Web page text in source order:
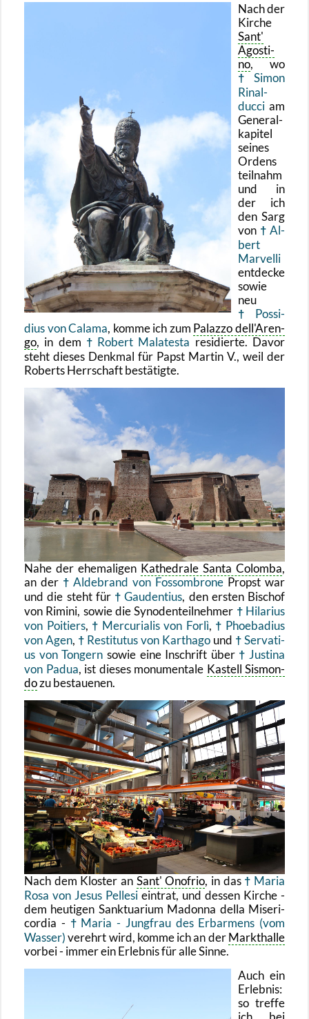
Nach der
Kir­che
Sant'
Ago­s­ti­
no, wo
Simon
Ri­nal­
duc­ci am
Ge­ne­ral­
ka­pi­tel
sei­nes
Or­dens
teil­nahm
und in
der ich
den Sarg
von
Al­
bert
Mar­vel­li
ent­de­cke
sowie
neu
Pos­si­
di­us von Ca­la­ma, komme ich zum Pa­laz­zo dell'Aren­
go, in dem Ro­bert Mala­tes­ta re­si­dier­te. Davor
steht die­ses Denk­mal für Papst Mar­tin V., weil der
Ro­berts Herr­schaft be­stä­tig­te.
Nahe der ehe­ma­li­gen Ka­the­dra­le Santa Co­lom­ba,
an der
Al­de­brand von Fos­s­om­bro­ne Propst war
und die steht für
Gau­den­ti­us, den ers­ten Bi­schof
von Ri­mi­ni, sowie die Syn­oden­teil­neh­mer
Hil­ari­us
von Poi­tiers, Mer­cu­ria­lis von Forlì,
Phoeba­di­us
von Agen, Re­sti­tu­tus von Kar­tha­go und
Ser­va­ti­
us von Ton­gern sowie eine In­schrift über
Jus­ti­na
von Padua, ist die­ses mo­nu­men­ta­le Kas­tell Sis­mon­
dozu be­staue­nen.
Nach dem Klos­ter an Sant' Ono­frio, in das
Maria
Rosa von Jesus Pel­le­si ein­trat, und des­sen Kir­che -
dem heu­ti­gen Sank­tua­ri­um Ma­don­na della Mi­se­ri­
cor­dia -
Maria - Jung­frau des Er­bar­mens (vom
Was­ser)ver­ehrt wird, komme ich an derMarkt­hal­le
vor­bei - immer ein Er­leb­nis für alle Sinne.
Auch ein
Er­leb­nis:
so tref­fe